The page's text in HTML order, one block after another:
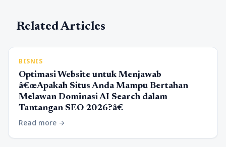
Related Articles
BISNIS
Optimasi Website untuk Menjawab
â€œApakah Situs Anda Mampu Bertahan
Melawan Dominasi AI Search dalam
Tantangan SEO 2026?â€
Read more arrow_forward